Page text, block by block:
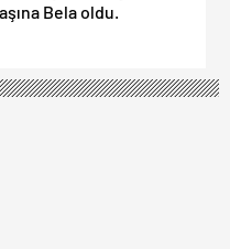
Bela oldu.